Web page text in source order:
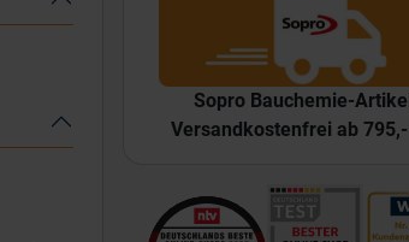
Sopro Bauchemie-
Versandkostenfrei ab